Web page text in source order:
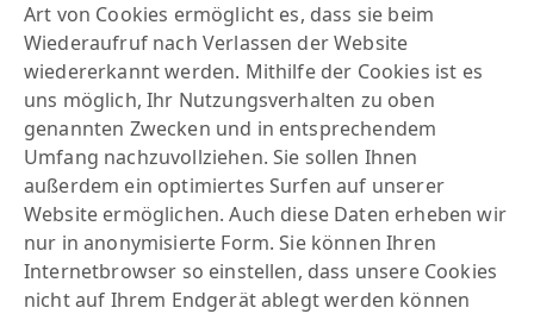
Art von Cookies ermöglicht es, dass sie beim
Wiederaufruf nach Verlassen der Website
wiedererkannt werden. Mithilfe der Cookies ist es
uns möglich, Ihr Nutzungsverhalten zu oben
genannten Zwecken und in entsprechendem
Umfang nachzuvollziehen. Sie sollen Ihnen
außerdem ein optimiertes Surfen auf unserer
Website ermöglichen. Auch diese Daten erheben wir
nur in anonymisierte Form. Sie können Ihren
Internetbrowser so einstellen, dass unsere Cookies
nicht auf Ihrem Endgerät ablegt werden können